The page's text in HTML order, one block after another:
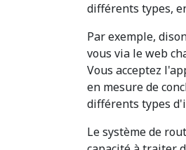
différents types,
Par exemple,
vous via le web
Vous acceptez
en mesure de
différents types
Le système de